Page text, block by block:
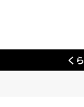
く